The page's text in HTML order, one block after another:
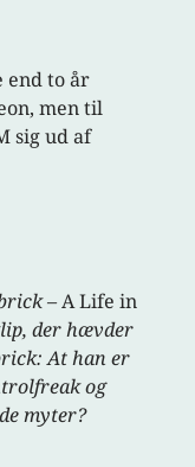
end to år
men til
sig ud af
–A Life in
der hævder
At han er
og
myter?